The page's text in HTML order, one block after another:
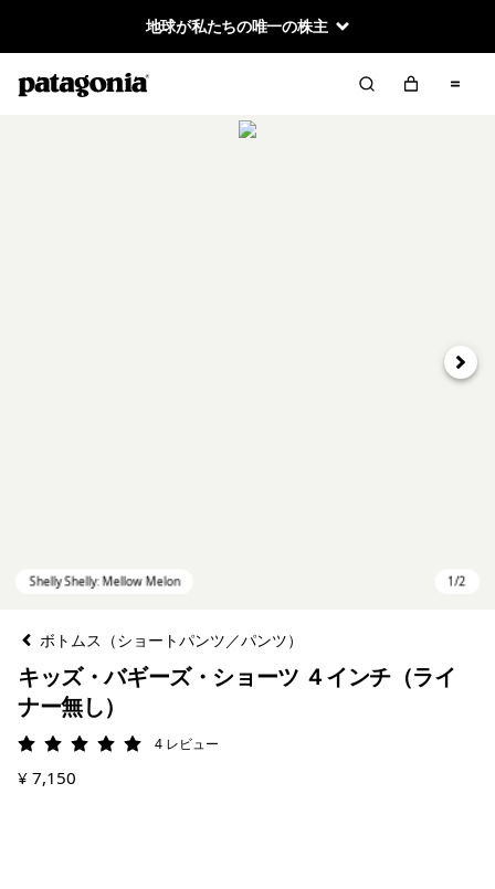
地球が私たちの唯一の株主
次へ
ボトムス（ショートパンツ／パンツ）
キッズ・バギーズ・ショーツ ４インチ（ライ
ナー無し）
評価: 5 / 5 4 レビュー
¥ 7,150